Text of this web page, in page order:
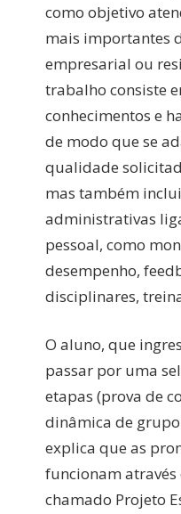
como objetivo
mais importantes
empresarial ou
trabalho consiste
conhecimentos e
de modo que se
qualidade
mas também
administrativas
pessoal, como
desempenho,
disciplinares,
O aluno, que
passar por uma
etapas (prova de
dinâmica de
explica que as
funcionam através
chamado Projeto